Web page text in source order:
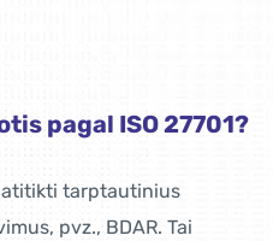
pagal ISO 27701?
atitikti tarptautinius
pvz., BDAR. Tai